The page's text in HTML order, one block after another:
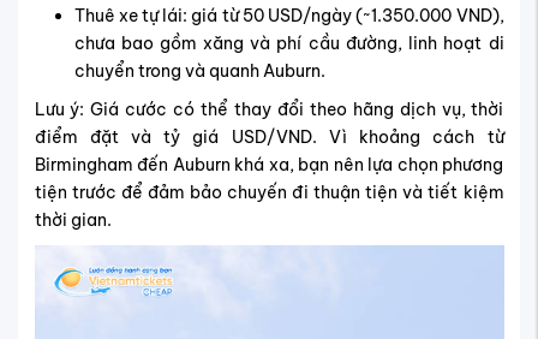
Thuê xe tự lái: giá từ 50 USD/ngày (~1.350.000 VND),
chưa bao gồm xăng và phí cầu đường, linh hoạt di
chuyển trong và quanh Auburn.
Lưu ý: Giá cước có thể thay đổi theo hãng dịch vụ, thời
điểm đặt và tỷ giá USD/VND. Vì khoảng cách từ
Birmingham đến Auburn khá xa, bạn nên lựa chọn phương
tiện trước để đảm bảo chuyến đi thuận tiện và tiết kiệm
thời gian.